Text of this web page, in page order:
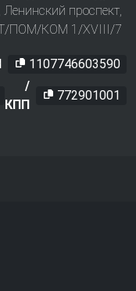
Ленинский проспект,
ПОМ/КОМ 1/XVIII/7
1107746603590
/
КПП
772901001